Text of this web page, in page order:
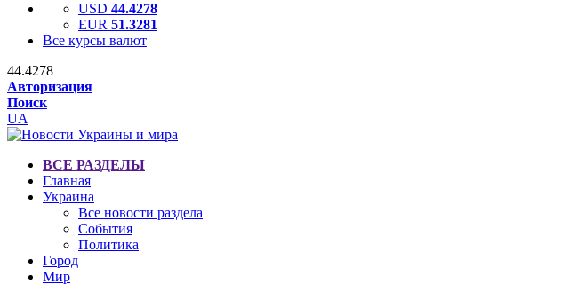
USD 44.4278
EUR 51.3281
Все курсы валют
44.4278
Авторизация
Поиск
UA
ВСЕ РАЗДЕЛЫ
Главная
Украина
Все новости раздела
События
Политика
Город
Мир